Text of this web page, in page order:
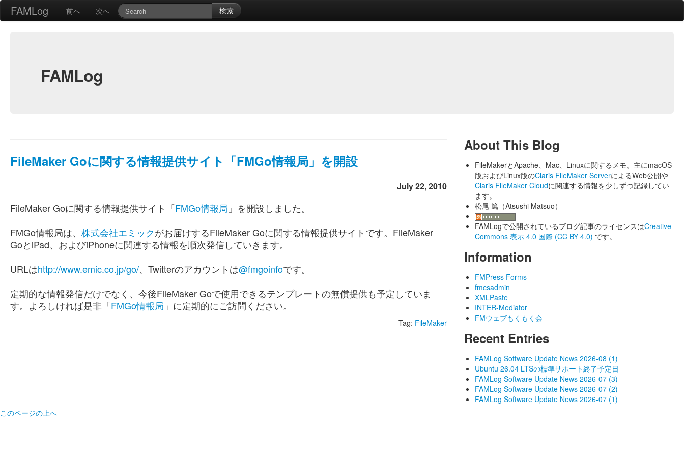
FAMLog 前へ 次へ 検索
FAMLog
FileMaker Goに関する情報提供サイト「FMGo情報局」を開設
July 22, 2010
FileMaker Goに関する情報提供サイト「FMGo情報局 」を開設しました。
FMGo情報局は、 株式会社エミックがお届けするFileMaker Goに関する情報提供サイトです。FileMaker
GoとiPad、およびiPhoneに関連する情報を順次発信していきます。
URLはhttp://www.emic.co.jp/go/、Twitterのアカウントは@fmgoinfoです。
定期的な情報発信だけでなく、今後FileMaker Goで使用できるテンプレートの無償提供も予定していま
す。よろしければ是非「FMGo情報局 」に定期的にご訪問ください。
Tag: FileMaker
About This Blog
FileMakerとApache、Mac、Linuxに関するメモ。主にmacOS
版およびLinux版のClaris FileMaker ServerによるWeb公開や
Claris FileMaker Cloudに関連する情報を少しずつ記録してい
ます。
松尾 篤（Atsushi Matsuo）
FAMLogで公開されているブログ記事のライセンスはCreative
Commons 表示 4.0 国際 (CC BY 4.0) です。
Information
FMPress Forms
fmcsadmin
XMLPaste
INTER-Mediator
FMウェブもくもく会
Recent Entries
FAMLog Software Update News 2026-08 (1)
Ubuntu 26.04 LTSの標準サポート終了予定日
FAMLog Software Update News 2026-07 (3)
FAMLog Software Update News 2026-07 (2)
FAMLog Software Update News 2026-07 (1)
このページの上へ